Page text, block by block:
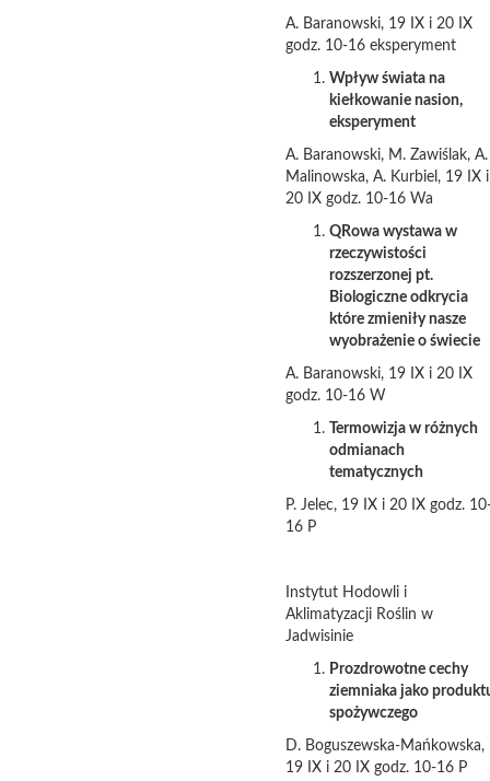
A. Baranowski, 19 IX i 20 IX
godz. 10-16 eksperyment
Wpływ świata na
kiełkowanie nasion,
eksperyment
A. Baranowski, M. Zawiślak, A.
Malinowska, A. Kurbiel, 19 IX i
20 IX godz. 10-16 Wa
QRowa wystawa w
rzeczywistości
rozszerzonej pt.
Biologiczne odkrycia
które zmieniły nasze
wyobrażenie o świecie
A. Baranowski, 19 IX i 20 IX
godz. 10-16 W
Termowizja w różnych
odmianach
tematycznych
P. Jelec, 19 IX i 20 IX godz.
16 P
Instytut Hodowli i
Aklimatyzacji Roślin w
Jadwisinie
Prozdrowotne cechy
ziemniaka jako
spożywczego
D. Boguszewska-Mańkowska,
19 IX i 20 IX godz. 10-16 P